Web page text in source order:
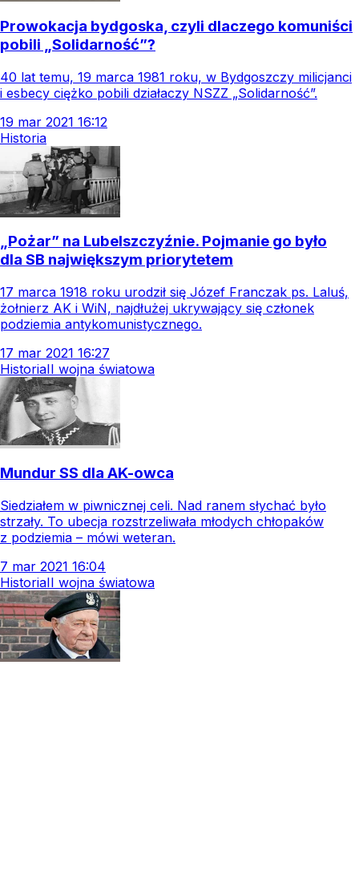
Prowokacja bydgoska, czyli dlaczego komuniści
pobili „Solidarność”?
40 lat temu, 19 marca 1981 roku, w Bydgoszczy milicjanci
i esbecy ciężko pobili działaczy NSZZ „Solidarność”.
19 mar 2021 16:12
Historia
„Pożar” na Lubelszczyźnie. Pojmanie go było
dla SB największym priorytetem
17 marca 1918 roku urodził się Józef Franczak ps. Laluś,
żołnierz AK i WiN, najdłużej ukrywający się członek
podziemia antykomunistycznego.
17 mar 2021 16:27
HistoriaII wojna światowa
Mundur SS dla AK-owca
Siedziałem w piwnicznej celi. Nad ranem słychać było
strzały. To ubecja rozstrzeliwała młodych chłopaków
z podziemia – mówi weteran.
7 mar 2021 16:04
HistoriaII wojna światowa